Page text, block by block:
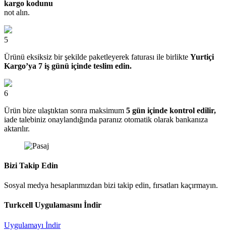
kargo kodunu
not alın.
5
Ürünü eksiksiz bir şekilde paketleyerek faturası ile birlikte Yurtiçi
Kargo’ya 7 iş günü içinde teslim edin.
6
Ürün bize ulaştıktan sonra maksimum 5 gün içinde kontrol edilir,
iade talebiniz onaylandığında paranız otomatik olarak bankanıza
aktarılır.
Bizi Takip Edin
Sosyal medya hesaplarımızdan bizi takip edin, fırsatları kaçırmayın.
Turkcell Uygulamasını İndir
Uygulamayı İndir